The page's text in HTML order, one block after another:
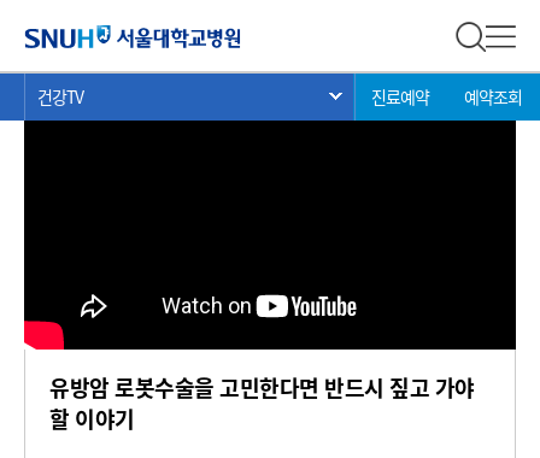
전체 검
현
재
건강TV 서브 메뉴 목록 열기
진료예약 예약조회
건강 TV
유방암 로봇수술을 고민한다면 반드시 짚고 가야
할 이야기